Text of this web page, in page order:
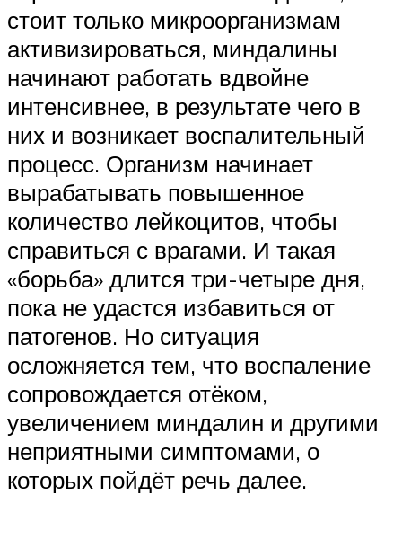
стоит только микроорганизмам
активизироваться, миндалины
начинают работать вдвойне
интенсивнее, в результате чего в
них и возникает воспалительный
процесс. Организм начинает
вырабатывать повышенное
количество лейкоцитов, чтобы
справиться с врагами. И такая
«борьба» длится три-четыре дня,
пока не удастся избавиться от
патогенов. Но ситуация
осложняется тем, что воспаление
сопровождается отёком,
увеличением миндалин и другими
неприятными симптомами, о
которых пойдёт речь далее.